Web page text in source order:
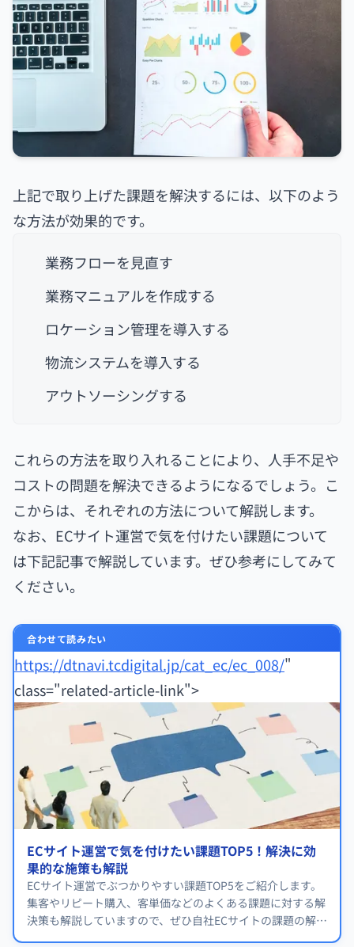
上記で取り上げた課題を解決するには、以下のよう
な方法が効果的です。
業務フローを見直す
業務マニュアルを作成する
ロケーション管理を導入する
物流システムを導入する
アウトソーシングする
これらの方法を取り入れることにより、人手不足や
コストの問題を解決できるようになるでしょう。こ
こからは、それぞれの方法について解説します。
なお、ECサイト運営で気を付けたい課題について
は下記記事で解説しています。ぜひ参考にしてみて
ください。
合わせて読みたい
https://dtnavi.tcdigital.jp/cat_ec/ec_008/"
class="related-article-link">
ECサイト運営で気を付けたい課題TOP5！解決に効
果的な施策も解説
ECサイト運営でぶつかりやすい課題TOP5をご紹介します。
集客やリピート購入、客単価などのよくある課題に対する解
決策も解説していますので、ぜひ自社ECサイトの課題の解消
に役立ててみてください。